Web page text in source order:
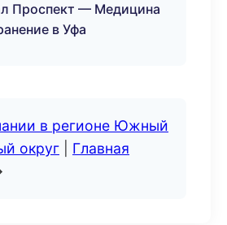
Проспект — Медицина
в Уфа
в регионе Южный
округ
Главная